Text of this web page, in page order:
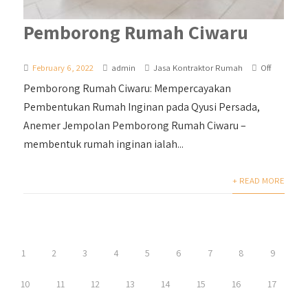
Pemborong Rumah Ciwaru
February 6, 2022 admin Jasa Kontraktor Rumah Off
Pemborong Rumah Ciwaru: Mempercayakan
Pembentukan Rumah Inginan pada Qyusi Persada,
Anemer Jempolan Pemborong Rumah Ciwaru –
membentuk rumah inginan ialah...
+ READ MORE
1 2 3 4 5 6 7 8 9
10 11 12 13 14 15 16 17